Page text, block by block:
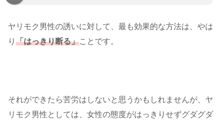
ヤリモク男性の誘いに対して、最も効果的な方法は、やは
り 「はっきり断る」ことです。
それができたら苦労はしないと思うかもしれませんが、ヤ
リモク男性としては、女性の態度がはっきりせずグダグダ